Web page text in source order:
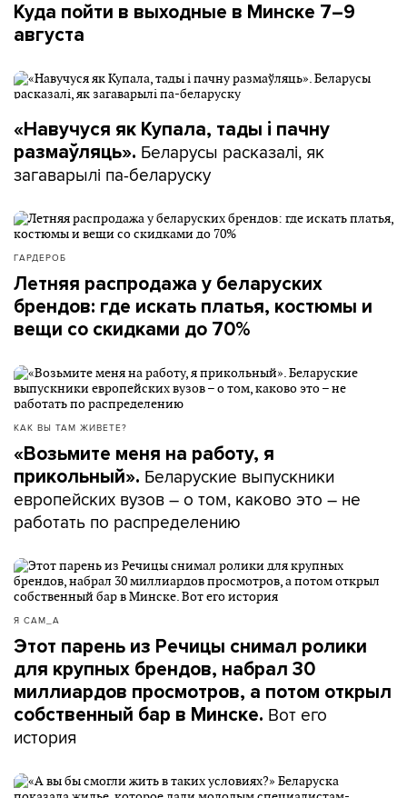
Куда пойти в выходные в Минске 7–9
августа
«Навучуся як Купала, тады і пачну
размаўляць». Беларусы расказалі, як
загаварылі па-беларуску
ГАРДЕРОБ
Летняя распродажа у беларуских
брендов: где искать платья, костюмы и
вещи со скидками до 70%
КАК ВЫ ТАМ ЖИВЕТЕ?
«Возьмите меня на работу, я
прикольный». Беларуские выпускники
европейских вузов – о том, каково это – не
работать по распределению
Я САМ_А
Этот парень из Речицы снимал ролики
для крупных брендов, набрал 30
миллиардов просмотров, а потом открыл
собственный бар в Минске. Вот его
история